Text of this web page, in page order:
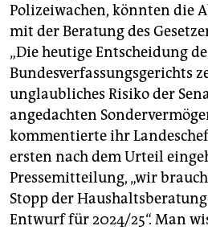
Polizeiwachen, könnten die
mit der Beratung des
„Die heutige Entscheidung
Bundesverfassungsgerichts
unglaubliches Risiko der
angedachten
kommentierte ihr
ersten nach dem Urteil
Pressemitteilung, „wir
Stopp der
Entwurf für 2024/25“. Man